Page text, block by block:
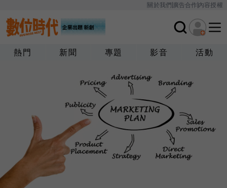
關於我們廣告合作內容授權
熱門 新聞 專題 影音 活動